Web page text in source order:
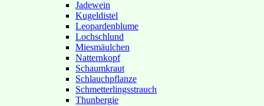
Jadewein
Kugeldistel
Leopardenblume
Lochschlund
Miesmäulchen
Natternkopf
Schaumkraut
Schlauchpflanze
Schmetterlingsstrauch
Thunbergie